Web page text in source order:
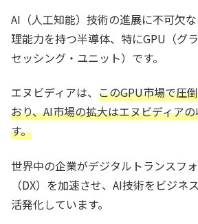
AI（人工知能）技術の進展に不可欠
理能力を持つ半導体、特にGPU（グ
セッシング・ユニット）です。
エヌビディアは、 このGPU市場で圧
おり、AI市場の拡大はエヌビディア
す。
世界中の企業がデジタルトランスフ
（DX）を加速させ、AI技術をビジネ
活発化しています。